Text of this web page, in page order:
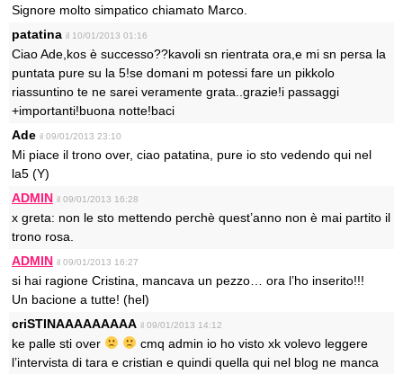
Signore molto simpatico chiamato Marco.
patatina il 10/01/2013 01:16
Ciao Ade,kos è successo??kavoli sn rientrata ora,e mi sn persa la
puntata pure su la 5!se domani m potessi fare un pikkolo
riassuntino te ne sarei veramente grata..grazie!i passaggi
+importanti!buona notte!baci
Ade il 09/01/2013 23:10
Mi piace il trono over, ciao patatina, pure io sto vedendo qui nel
la5 (Y)
ADMIN il 09/01/2013 16:28
x greta: non le sto mettendo perchè quest’anno non è mai partito il
trono rosa.
ADMIN il 09/01/2013 16:27
si hai ragione Cristina, mancava un pezzo… ora l’ho inserito!!!
Un bacione a tutte! (hel)
criSTINAAAAAAAAA il 09/01/2013 14:12
ke palle sti over
cmq admin io ho visto xk volevo leggere
l’intervista di tara e cristian e quindi quella qui nel blog ne manca